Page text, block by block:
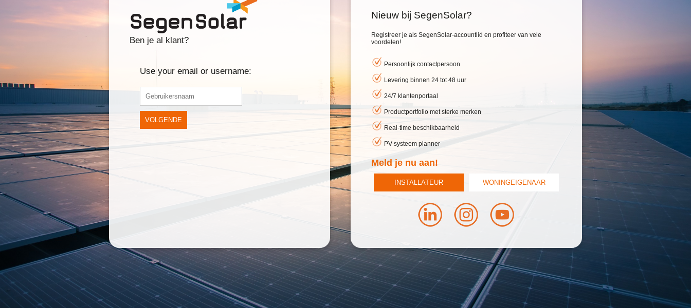
Ben je al klant?
Use your email or username:
VOLGENDE
Nieuw bij SegenSolar?
Registreer je als SegenSolar-accountlid en profiteer van vele
voordelen!
Persoonlijk contactpersoon
Levering binnen 24 tot 48 uur
24/7 klantenportaal
Productportfolio met sterke merken
Real-time beschikbaarheid
PV-systeem planner
Meld je nu aan!
INSTALLATEUR WONINGEIGENAAR